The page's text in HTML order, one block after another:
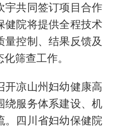
宇共同签订项目合作
健院将提供全程技术
控制、结果反馈及
筛查工作。
开凉山州妇幼健康高
绕服务体系建设、机
。四川省妇幼保健院